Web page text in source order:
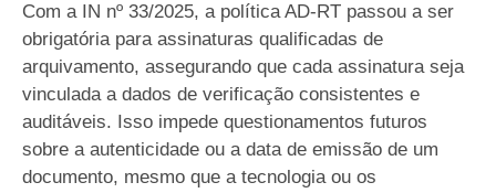
Com a IN nº 33/2025, a política AD-RT passou a ser
obrigatória para assinaturas qualificadas de
arquivamento, assegurando que cada assinatura seja
vinculada a dados de verificação consistentes e
auditáveis. Isso impede questionamentos futuros
sobre a autenticidade ou a data de emissão de um
documento, mesmo que a tecnologia ou os